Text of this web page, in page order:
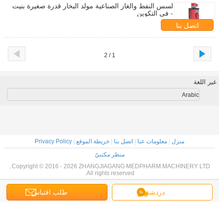
لسس النفط والغاز الصناعية مولد البخار قدرة صغيرة بنيت
- في التكوين
اتصل بنا
1 / 2
دردشة طلب اقتباس
غير اللغة
Arabic
منزل معلومات عنا اتصل بنا خريطة الموقع
Privacy Policy
منظر مكتبيّ
Copyright © 2016 - 2026 ZHANGJIAGANG MEDPHARM MACHINERY LTD..
All rights reserved.